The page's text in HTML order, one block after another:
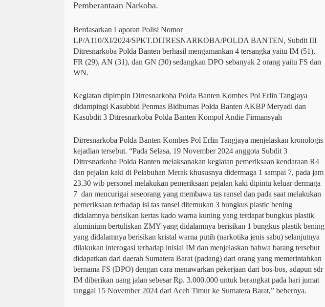
Pemberantaan Narkoba.
Berdasarkan Laporan Polisi Nomor
LP/A110/XI/2024/SPKT.DITRESNARKOBA/POLDA BANTEN, Subdit III
Ditresnarkoba Polda Banten berhasil mengamankan 4 tersangka yaitu IM (51),
FR (29), AN (31), dan GN (30) sedangkan DPO sebanyak 2 orang yaitu FS dan
WN.
Kegiatan dipimpin Dirresnarkoba Polda Banten Kombes Pol Erlin Tangjaya
didampingi Kasubbid Penmas Bidhumas Polda Banten AKBP Meryadi dan
Kasubdit 3 Ditresnarkoba Polda Banten Kompol Andie Firmansyah
Dirresnarkoba Polda Banten Kombes Pol Erlin Tangjaya menjelaskan kronologis
kejadian tersebut. “Pada Selasa, 19 November 2024 anggota Subdit 3
Ditresnarkoba Polda Banten melaksanakan kegiatan pemeriksaan kendaraan R4
dan pejalan kaki di Pelabuhan Merak khususnya didermaga 1 sampai 7, pada jam
23.30 wib personel melakukan pemeriksaan pejalan kaki dipintu keluar dermaga
7 dan mencurigai seseorang yang membawa tas ransel dan pada saat melakukan
pemeriksaan terhadap isi tas ransel ditemukan 3 bungkus plastic bening
didalamnya berisikan kertas kado warna kuning yang terdapat bungkus plastik
aluminium bertuliskan ZMY yang didalamnya berisikan 1 bungkus plastik bening
yang didalamnya berisikan kristal warna putih (narkotika jenis sabu) selanjutnya
dilakukan interogasi terhadap inisial IM dan menjelaskan bahwa barang tersebut
didapatkan dari daerah Sumatera Barat (padang) dari orang yang memerintahkan
bernama FS (DPO) dengan cara menawarkan pekerjaan dari bos-bos, adapun sdr
IM diberikan uang jalan sebesar Rp. 3.000.000 untuk berangkat pada hari jumat
tanggal 15 November 2024 dari Aceh Timur ke Sumatera Barat,” bebernya.